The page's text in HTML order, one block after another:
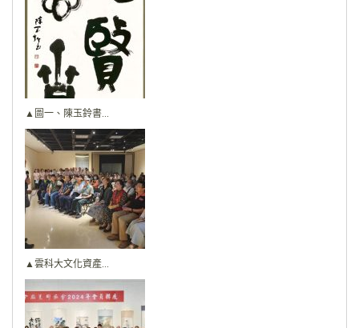
▲圖一、陳玉鈴書...
▲雲科大文化資產...